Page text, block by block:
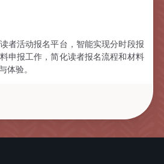
者活动报名平台，智能实现分时段报
申报工作，简化读者报名流程和材料
体验。